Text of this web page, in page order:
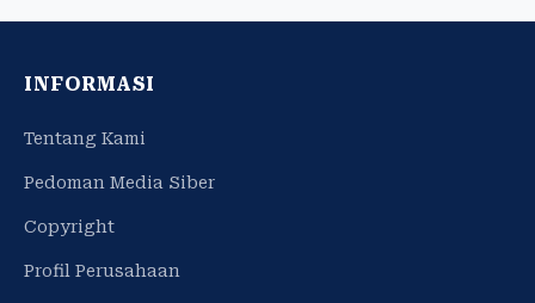
INFORMASI
Tentang Kami
Pedoman Media Siber
Copyright
Profil Perusahaan